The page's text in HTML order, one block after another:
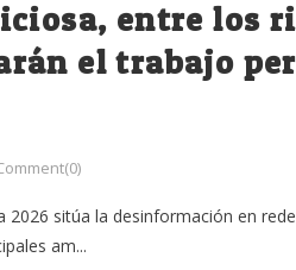
entre los
el trabajo
sitúa la desinformación en
am...